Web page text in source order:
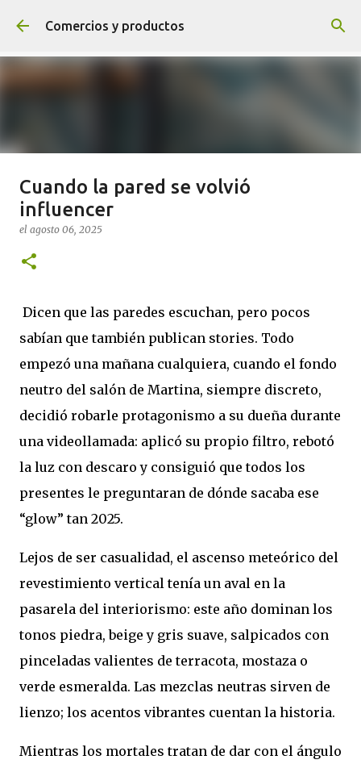
Ir al contenido principal
Comercios y productos
Sigue el blog
¡NOVEDADES! ¡SÍGUENOS Y
TENDRÁS PREMIO!
elagosto 04, 2020
Cuando la pared se volvió
influencer
el agosto 06, 2025
Dicen que las paredes escuchan, pero pocos
sabían que también publican stories. Todo
empezó una mañana cualquiera, cuando el fondo
neutro del salón de Martina, siempre discreto,
decidió robarle protagonismo a su dueña durante
una videollamada: aplicó su propio filtro, rebotó
la luz con descaro y consiguió que todos los
presentes le preguntaran de dónde sacaba ese
“glow” tan 2025.
Lejos de ser casualidad, el ascenso meteórico del
revestimiento vertical tenía un aval en la
pasarela del interiorismo: este año dominan los
tonos piedra, beige y gris suave, salpicados con
pinceladas valientes de terracota, mostaza o
verde esmeralda. Las mezclas neutras sirven de
lienzo; los acentos vibrantes cuentan la historia.
Mientras los mortales tratan de dar con el ángulo